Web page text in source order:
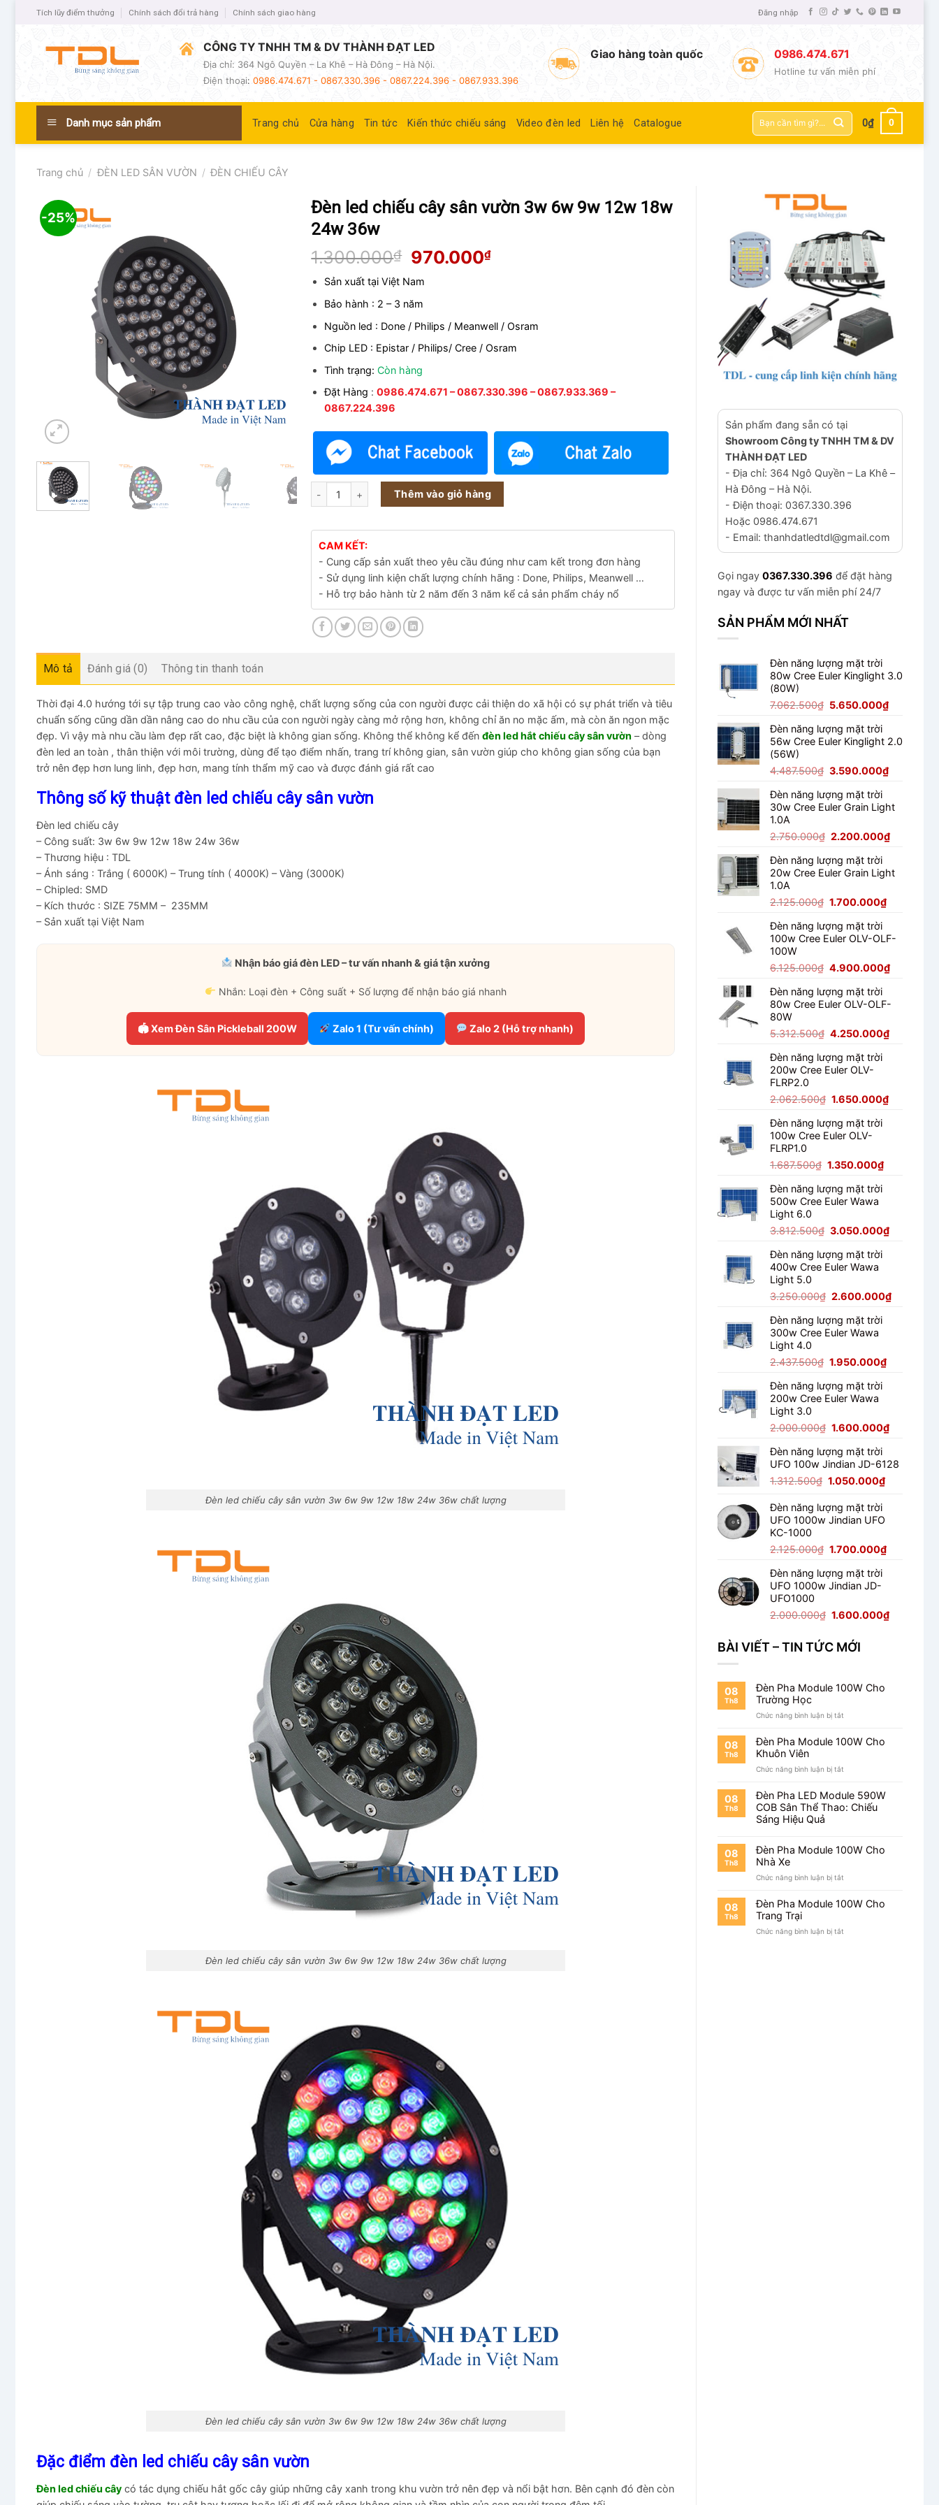
Tích lũy điểm thưởng Chính sách đổi trả hàng Chính sách giao hàng Đăng nhập
CÔNG TY TNHH TM & DV THÀNH ĐẠT LED
Địa chỉ: 364 Ngô Quyền – La Khê – Hà Đông – Hà Nội.
Điện thoại: 0986.474.671 - 0867.330.396 - 0867.224.396 - 0867.933.396
Giao hàng toàn quốc 0986.474.671
Hotline tư vấn miễn phí
Danh mục sản phẩm Trang chủ Cửa hàng Tin tức Kiến thức chiếu sáng Video đèn led Liên hệ Catalogue
Tìm
kiếm:
0₫ 0
Trang chủ / ĐÈN LED SÂN VƯỜN / ĐÈN CHIẾU CÂY
Sản phẩm đang sẵn có tại
Showroom Công ty TNHH TM & DV
THÀNH ĐẠT LED
- Địa chỉ: 364 Ngô Quyền – La Khê –
Hà Đông – Hà Nội.
- Điện thoại: 0367.330.396
Hoặc 0986.474.671
- Email: thanhdatledtdl@gmail.com
Gọi ngay 0367.330.396 để đặt hàng
ngay và được tư vấn miễn phí 24/7
SẢN PHẨM MỚI NHẤT
Đèn năng lượng mặt trời
80w Cree Euler Kinglight 3.0
(80W)
7.062.500₫ Giá
là:
7.062.500₫.
5.650.000₫Giá
là:
Đèn năng lượng mặt trời
56w Cree Euler Kinglight 2.0
(56W)
4.487.500₫ Giá
là:
4.487.500₫.
3.590.000₫Giá
là:
Đèn năng lượng mặt trời
30w Cree Euler Grain Light
1.0A
2.750.000₫ Giá
là:
2.750.000₫.
2.200.000₫Giá
là:
Đèn năng lượng mặt trời
20w Cree Euler Grain Light
1.0A
2.125.000₫ Giá
là:
2.125.000₫.
1.700.000₫Giá
là:
Đèn năng lượng mặt trời
100w Cree Euler OLV-OLF-
100W
6.125.000₫ Giá
là:
6.125.000₫.
4.900.000₫Giá
là:
Đèn năng lượng mặt trời
80w Cree Euler OLV-OLF-
80W
5.312.500₫ Giá
là:
5.312.500₫.
4.250.000₫Giá
Đèn năng lượng mặt trời
200w Cree Euler OLV-
FLRP2.0
2.062.500₫ Giá
là:
2.062.500₫.
1.650.000₫Giá
Đèn năng lượng mặt trời
100w Cree Euler OLV-
FLRP1.0
1.687.500₫ Giá
là:
1.687.500₫.
1.350.000₫Giá
Đèn năng lượng mặt trời
500w Cree Euler Wawa
Light 6.0
3.812.500₫ Giá
là:
3.812.500₫.
3.050.000₫Giá
Đèn năng lượng mặt trời
400w Cree Euler Wawa
Light 5.0
3.250.000₫ Giá
là:
3.250.000₫.
2.600.000₫Giá
Đèn năng lượng mặt trời
300w Cree Euler Wawa
Light 4.0
2.437.500₫ Giá
là:
2.437.500₫.
1.950.000₫Giá
Đèn năng lượng mặt trời
200w Cree Euler Wawa
Light 3.0
2.000.000₫ Giá
là:
2.000.000₫.
1.600.000₫Giá
là:
Đèn năng lượng mặt trời
UFO 100w Jindian JD-6128
1.312.500₫ Giá
là:
1.312.500₫.
1.050.000₫Giá
Đèn năng lượng mặt trời
UFO 1000w Jindian UFO
KC-1000
2.125.000₫ Giá
là:
2.125.000₫.
1.700.000₫Giá
Đèn năng lượng mặt trời
UFO 1000w Jindian JD-
UFO1000
2.000.000₫ Giá
là:
2.000.000₫.
1.600.000₫Giá
BÀI VIẾT – TIN TỨC MỚI
08
Th8
Đèn Pha Module 100W Cho
Trường Học
Chức năng bình luận bị tắt
Pha
Module
Học
08
Th8
Đèn Pha Module 100W Cho
Khuôn Viên
Chức năng bình luận bị tắt
Pha
Module
100W
Viên
08
Th8
Đèn Pha LED Module 590W
COB Sân Thể Thao: Chiếu
Sáng Hiệu Quả
08
Th8
Đèn Pha Module 100W Cho
Nhà Xe
Chức năng bình luận bị tắt
Pha
Module
08
Th8
Đèn Pha Module 100W Cho
Trang Trại
Chức năng bình luận bị tắt
-25%
Đèn led chiếu cây sân vườn 3w 6w 9w 12w 18w
24w 36w
1.300.000₫ Giá
gốc
là:
1.300.000₫.
970.000₫Giá
Sản xuất tại Việt Nam
Bảo hành : 2 – 3 năm
Nguồn led : Done / Philips / Meanwell / Osram
Chip LED : Epistar / Philips/ Cree / Osram
Tình trạng:Còn hàng
Đặt Hàng :0986.474.671 – 0867.330.396 – 0867.933.369 –
0867.224.396
Đèn led chiếu cây sân vườn 3w 6w 9w 12w 18w 24w 36w số lượng
Thêm vào giỏ hàng
CAM KẾT:
- Cung cấp sản xuất theo yêu cầu đúng như cam kết trong đơn hàng
- Sử dụng linh kiện chất lượng chính hãng : Done, Philips, Meanwell …
- Hỗ trợ bảo hành từ 2 năm đến 3 năm kể cả sản phẩm cháy nổ
Mô tả Đánh giá (0) Thông tin thanh toán
Thời đại 4.0 hướng tới sự tập trung cao vào công nghệ, chất lượng sống của con người được cải thiện do xã hội có sự phát triển và tiêu
chuẩn sống cũng dần dần nâng cao do nhu cầu của con người ngày càng mở rộng hơn, không chỉ ăn no mặc ấm, mà còn ăn ngon mặc
đẹp. Vì vậy mà nhu cầu làm đẹp rất cao, đặc biệt là không gian sống. Không thể không kể đến đèn led hắt chiếu cây sân vườn – dòng
đèn led an toàn , thân thiện với môi trường, dùng để tạo điểm nhấn, trang trí không gian, sân vườn giúp cho không gian sống của bạn
trở nên đẹp hơn lung linh, đẹp hơn, mang tính thẩm mỹ cao và được đánh giá rất cao
Thông số kỹ thuật đèn led chiếu cây sân vườn
Đèn led chiếu cây
– Công suất: 3w 6w 9w 12w 18w 24w 36w
– Thương hiệu : TDL
– Ánh sáng : Trắng ( 6000K) – Trung tính ( 4000K) – Vàng (3000K)
– Chipled: SMD
– Kích thước : SIZE 75MM – 235MM
– Sản xuất tại Việt Nam
Nhận báo giá đèn LED – tư vấn nhanh & giá tận xưởng
Nhắn: Loại đèn + Công suất + Số lượng để nhận báo giá nhanh
🏟 Xem Đèn Sân Pickleball 200W Zalo 1 (Tư vấn chính) Zalo 2 (Hỗ trợ nhanh)
Đèn led chiếu cây sân vườn 3w 6w 9w 12w 18w 24w 36w chất lượng
Đèn led chiếu cây sân vườn 3w 6w 9w 12w 18w 24w 36w chất lượng
Đèn led chiếu cây sân vườn 3w 6w 9w 12w 18w 24w 36w chất lượng
Đặc điểm đèn led chiếu cây sân vườn
Đèn led chiếu cây có tác dụng chiếu hắt gốc cây giúp những cây xanh trong khu vườn trở nên đẹp và nổi bật hơn. Bên cạnh đó đèn còn